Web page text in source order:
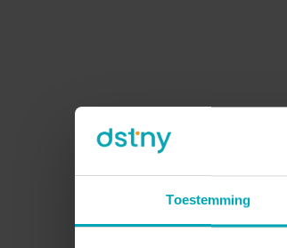
Toestemming
De